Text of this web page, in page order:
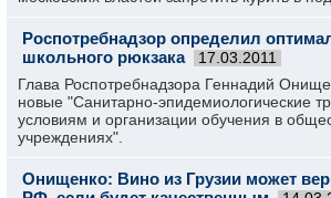
Роспотребнадзор определил
школьного рюкзака
17.03.2011
Глава Роспотребнадзора Геннадий
новые "Санитарно-эпидемиологические
условиям и организации обучения в
учреждениях".
Онищенко: Вино из Грузии может